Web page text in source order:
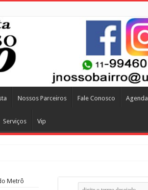
Nossos Parceiros Fale Conosco Agenda
Serviços Vip
Metrô
Pesquisar